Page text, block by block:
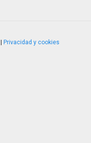
Privacidad y cookies